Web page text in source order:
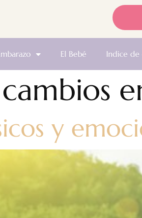
El Bebé Indice
cambios
y